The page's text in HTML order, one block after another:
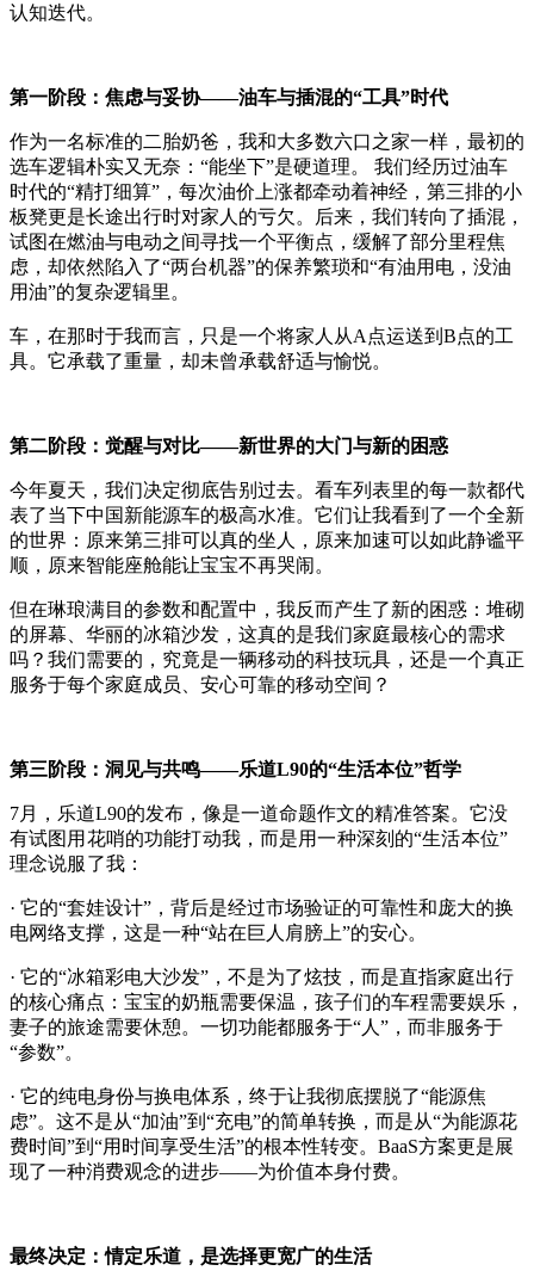
认知迭代。
第一阶段：焦虑与妥协——油车与插混的“工具”时代
作为一名标准的二胎奶爸，我和大多数六口之家一样，最初的
选车逻辑朴实又无奈：“能坐下”是硬道理。 我们经历过油车
时代的“精打细算”，每次油价上涨都牵动着神经，第三排的小
板凳更是长途出行时对家人的亏欠。后来，我们转向了插混，
试图在燃油与电动之间寻找一个平衡点，缓解了部分里程焦
虑，却依然陷入了“两台机器”的保养繁琐和“有油用电，没油
用油”的复杂逻辑里。
车，在那时于我而言，只是一个将家人从A点运送到B点的工
具。它承载了重量，却未曾承载舒适与愉悦。
第二阶段：觉醒与对比——新世界的大门与新的困惑
今年夏天，我们决定彻底告别过去。看车列表里的每一款都代
表了当下中国新能源车的极高水准。它们让我看到了一个全新
的世界：原来第三排可以真的坐人，原来加速可以如此静谧平
顺，原来智能座舱能让宝宝不再哭闹。
但在琳琅满目的参数和配置中，我反而产生了新的困惑：堆砌
的屏幕、华丽的冰箱沙发，这真的是我们家庭最核心的需求
吗？我们需要的，究竟是一辆移动的科技玩具，还是一个真正
服务于每个家庭成员、安心可靠的移动空间？
第三阶段：洞见与共鸣——乐道L90的“生活本位”哲学
7月，乐道L90的发布，像是一道命题作文的精准答案。 它没
有试图用花哨的功能打动我，而是用一种深刻的“生活本位”
理念说服了我：
· 它的“套娃设计”，背后是经过市场验证的可靠性和庞大的换
电网络支撑，这是一种“站在巨人肩膀上”的安心。
· 它的“冰箱彩电大沙发”，不是为了炫技，而是直指家庭出行
的核心痛点：宝宝的奶瓶需要保温，孩子们的车程需要娱乐，
妻子的旅途需要休憩。一切功能都服务于“人”，而非服务于
“参数”。
· 它的纯电身份与换电体系，终于让我彻底摆脱了“能源焦
虑”。这不是从“加油”到“充电”的简单转换，而是从“为能源花
费时间”到“用时间享受生活”的根本性转变。BaaS方案更是展
现了一种消费观念的进步——为价值本身付费。
最终决定：情定乐道，是选择更宽广的生活